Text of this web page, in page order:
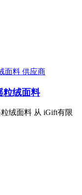
粒绒面料
绒面料 从 iGift有限